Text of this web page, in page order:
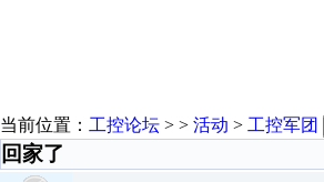
当前位置： 工控论坛 > > 活动 > 工控军团
回家了